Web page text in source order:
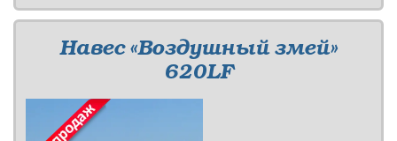
Навес «Воздушный змей»
620LF